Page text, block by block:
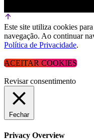
Este site utiliza cookies
navegação. Ao continuar
Política de Privacidade.
ACEITAR COOKIES
Revisar consentimento
Fechar
Privacy Overview